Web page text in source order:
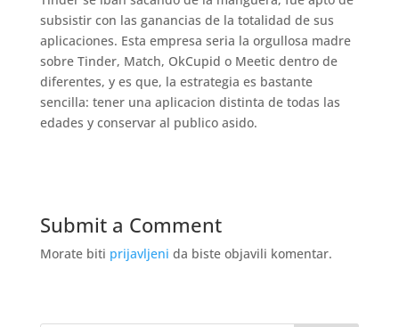
subsistir con las ganancias de la totalidad de sus
aplicaciones. Esta empresa seri­a la orgullosa madre
sobre Tinder, Match, OkCupid o Meetic dentro de
diferentes, y es que, la estrategia es bastante
sencilla: tener una aplicacion distinta de todas las
edades y conservar al publico asido.
Submit a Comment
Morate biti prijavljeni da biste objavili komentar.